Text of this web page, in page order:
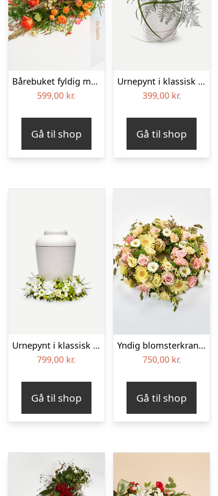
Bårebuket fyldig med bånd
599,00 kr.
Gå til shop
Urnepynt i klassisk stil – rød og hvid
399,00 kr.
Gå til shop
Urnepynt i klassisk stil – creme
799,00 kr.
Gå til shop
Yndig blomsterkrans i pastelfarver, floristens valg – Blomster til begravelse
750,00 kr.
Gå til shop